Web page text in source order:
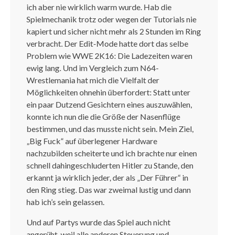
ich aber nie wirklich warm wurde. Hab die
Spielmechanik trotz oder wegen der Tutorials nie
kapiert und sicher nicht mehr als 2 Stunden im Ring
verbracht. Der Edit-Mode hatte dort das selbe
Problem wie WWE 2K16: Die Ladezeiten waren
ewig lang. Und im Vergleich zum N64-
Wrestlemania hat mich die Vielfalt der
Möglichkeiten ohnehin überfordert: Statt unter
ein paar Dutzend Gesichtern eines auszuwählen,
konnte ich nun die die Größe der Nasenflüge
bestimmen, und das musste nicht sein. Mein Ziel,
„Big Fuck“ auf überlegener Hardware
nachzubilden scheiterte und ich brachte nur einen
schnell dahingeschluderten Hitler zu Stande, den
erkannt ja wirklich jeder, der als „Der Führer“ in
den Ring stieg. Das war zweimal lustig und dann
hab ich’s sein gelassen.
Und auf Partys wurde das Spiel auch nicht